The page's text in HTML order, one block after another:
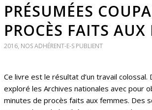
PRÉSUMÉES
PROCÈS FAITS AUX
2016, NOS ADHÉRENT-E-S PUBLIENT
Ce livre est le résultat d’un travail
exploré les Archives nationales avec pour
minutes de procès faits aux femmes. Des